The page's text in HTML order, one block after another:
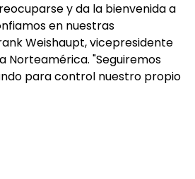
y da la bienvenida a
en nuestras
Weishaupt, vicepresidente
Norteamérica. "Seguiremos
para control nuestro propio